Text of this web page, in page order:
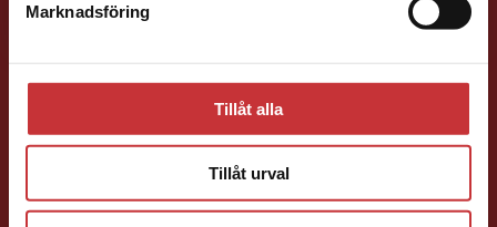
Marknadsföring
Tillåt alla
Tillåt urval
Läromedelsutvecklare
Läromedel och
046-31 23 16
E-post